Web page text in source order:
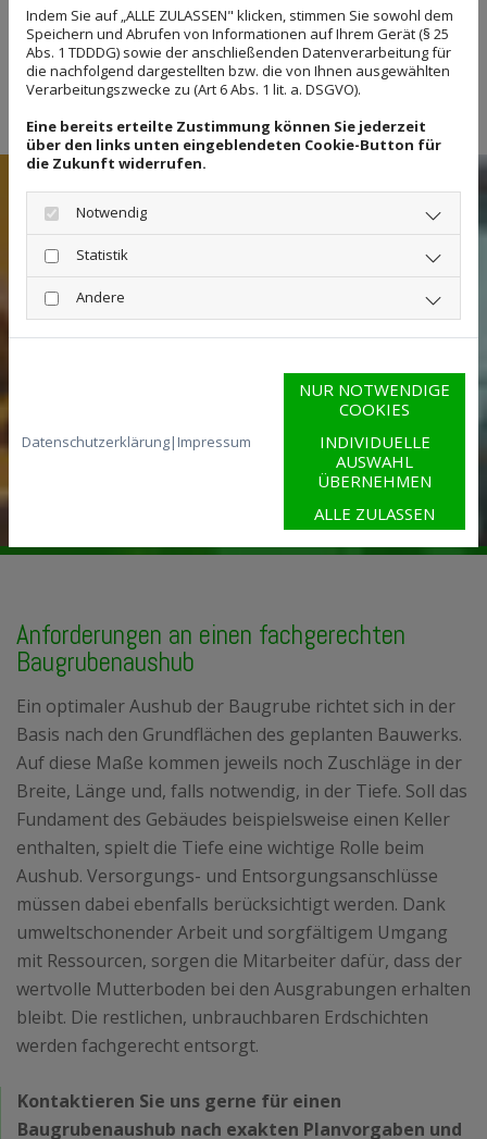
umfassendes Leistungsspektrum für eine
professionelle Aufbereitung und Ausgrabung des
Grundstücks an.
Anforderungen an einen fachgerechten
Baugrubenaushub
Ein optimaler Aushub der Baugrube richtet sich in der
Basis nach den Grundflächen des geplanten Bauwerks.
Auf diese Maße kommen jeweils noch Zuschläge in der
Breite, Länge und, falls notwendig, in der Tiefe. Soll das
Fundament des Gebäudes beispielsweise einen Keller
enthalten, spielt die Tiefe eine wichtige Rolle beim
Aushub. Versorgungs- und Entsorgungsanschlüsse
müssen dabei ebenfalls berücksichtigt werden. Dank
umweltschonender Arbeit und sorgfältigem Umgang
mit Ressourcen, sorgen die Mitarbeiter dafür, dass der
wertvolle Mutterboden bei den Ausgrabungen erhalten
bleibt. Die restlichen, unbrauchbaren Erdschichten
werden fachgerecht entsorgt.
Kontaktieren Sie uns gerne für einen
Baugrubenaushub nach exakten Planvorgaben und
Indem Sie auf „ALLE ZULASSEN" klicken, stimmen Sie sowohl dem
Speichern und Abrufen von Informationen auf Ihrem Gerät (§ 25
Abs. 1 TDDDG) sowie der anschließenden Datenverarbeitung für
die nachfolgend dargestellten bzw. die von Ihnen ausgewählten
Verarbeitungszwecke zu (Art 6 Abs. 1 lit. a. DSGVO).
Eine bereits erteilte Zustimmung können Sie jederzeit
über den links unten eingeblendeten Cookie-Button für
die Zukunft widerrufen.
Notwendig
Statistik
Andere
Datenschutzerklärung| Impressum
NUR NOTWENDIGE
COOKIES
INDIVIDUELLE
AUSWAHL
ÜBERNEHMEN
ALLE ZULASSEN